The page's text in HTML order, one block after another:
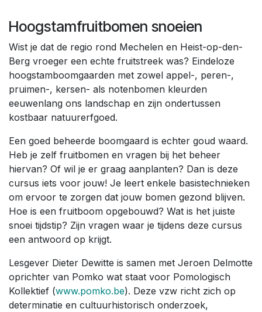
Hoogstamfruitbomen snoeien
Wist je dat de regio rond Mechelen en Heist-op-den-
Berg vroeger een echte fruitstreek was? Eindeloze
hoogstamboomgaarden met zowel appel-, peren-,
pruimen-, kersen- als notenbomen kleurden
eeuwenlang ons landschap en zijn ondertussen
kostbaar natuurerfgoed.
Een goed beheerde boomgaard is echter goud waard.
Heb je zelf fruitbomen en vragen bij het beheer
hiervan? Of wil je er graag aanplanten? Dan is deze
cursus iets voor jouw! Je leert enkele basistechnieken
om ervoor te zorgen dat jouw bomen gezond blijven.
Hoe is een fruitboom opgebouwd? Wat is het juiste
snoei tijdstip? Zijn vragen waar je tijdens deze cursus
een antwoord op krijgt.
Lesgever Dieter Dewitte is samen met Jeroen Delmotte
oprichter van Pomko wat staat voor Pomologisch
Kollektief (www.pomko.be). Deze vzw richt zich op
determinatie en cultuurhistorisch onderzoek,